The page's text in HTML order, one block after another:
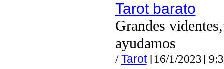
Tarot barato
Grandes
ayudamos
/Tarot[16/1/2023]